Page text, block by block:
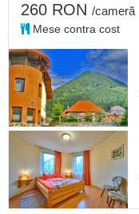
260 RON /cameră
Mese contra cost